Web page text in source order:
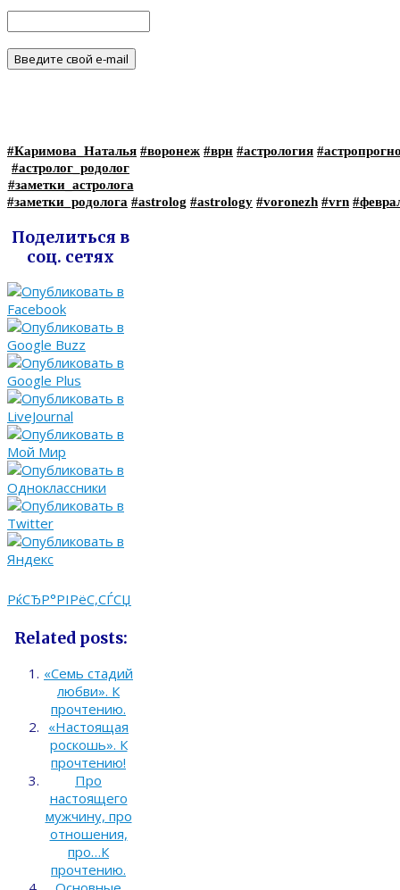
#Каримова_Наталья #воронеж #врн #астрология
#астролог_родолог
#заметки_астролога
#заметки_родолога #astrolog #astrology #voronezh #vrn
Поделиться в
соц. сетях
РќСЂР°РІРёС‚СЃСЏ
Related posts:
«Семь стадий
любви». К
прочтению.
«Настоящая
pоскошь». К
прочтению!
Про
настоящего
мужчину, про
отношения,
про…К
прочтению.